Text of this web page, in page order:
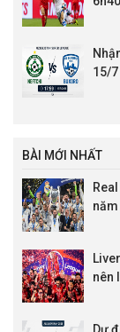
15/7
BÀI MỚI NHẤT
nên